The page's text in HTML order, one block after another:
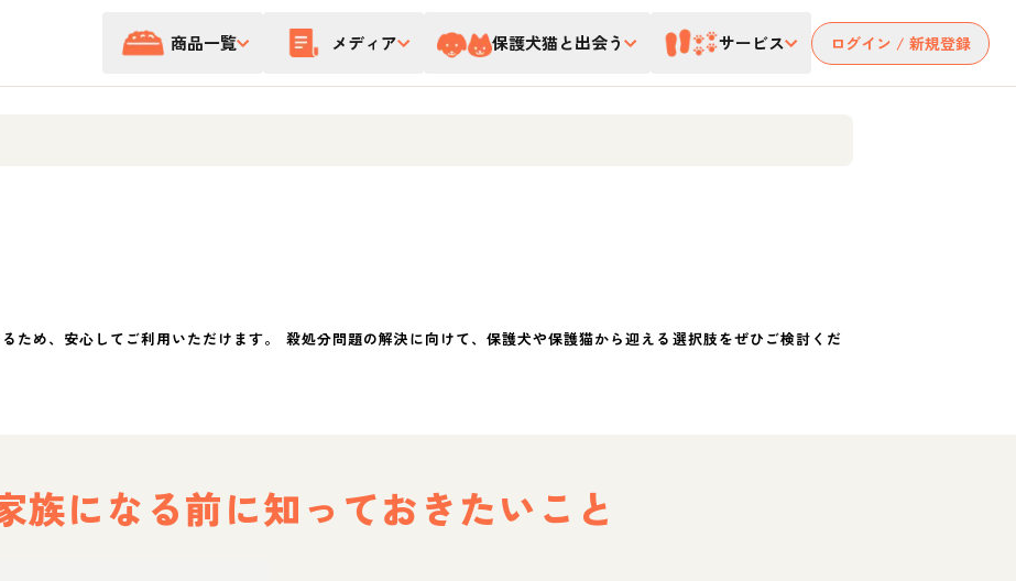
商品一覧 メディア 保護犬猫と出会う サービス ログイン / 新規登録
ため、安心してご利用いただけます。 殺処分問題の解決に向けて、保護犬や保護猫から迎える選択肢をぜひご検討くだ
族になる前に知っておきたいこと